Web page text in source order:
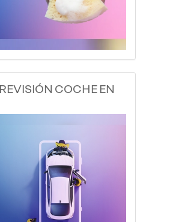
COCHE EN